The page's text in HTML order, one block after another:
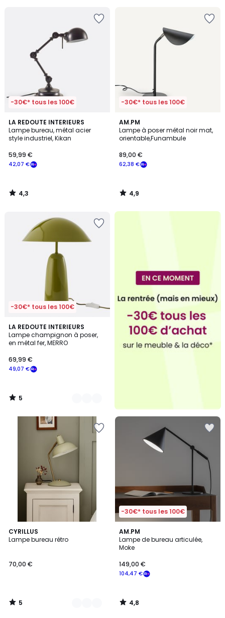
-30€* tous les 100€
LA REDOUTE INTERIEURS
Lampe bureau, métal acier
style industriel, Kikan
42,07 €
59,99 €
4,3
/ 5
4,3
/
-30€* tous les 100€
AM.PM
Lampe à poser métal noir mat,
orientable,Funambule
62,38 €
89,00 €
4,9
/ 5
4,9
/
-30€* tous les 100€
LA REDOUTE INTERIEURS
Lampe champignon à poser,
en métal fer, MERRO
49,07 €
69,99 €
5
/
5
2
Couleurs
5
/
CYRILLUS
Lampe bureau rétro
70,00 €
5
/
4
Couleurs
5
/
-30€* tous les 100€
AM.PM
Lampe de bureau articulée,
Moke
104,47 €
149,00 €
4,8
/ 5
4,8
/